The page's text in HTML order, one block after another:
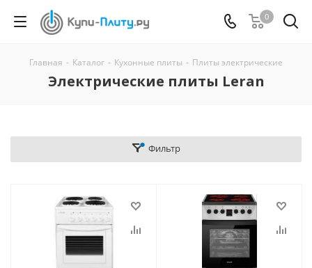
0
Главная - Каталог - Кухонные плиты - Плиты электрические
Электрические плиты Leran
Фильтр